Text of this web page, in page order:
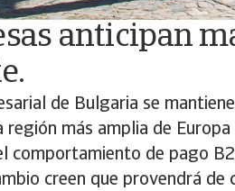
anticipan
de Bulgaria se
región más amplia de
comportamiento de pago
creen que provendrá